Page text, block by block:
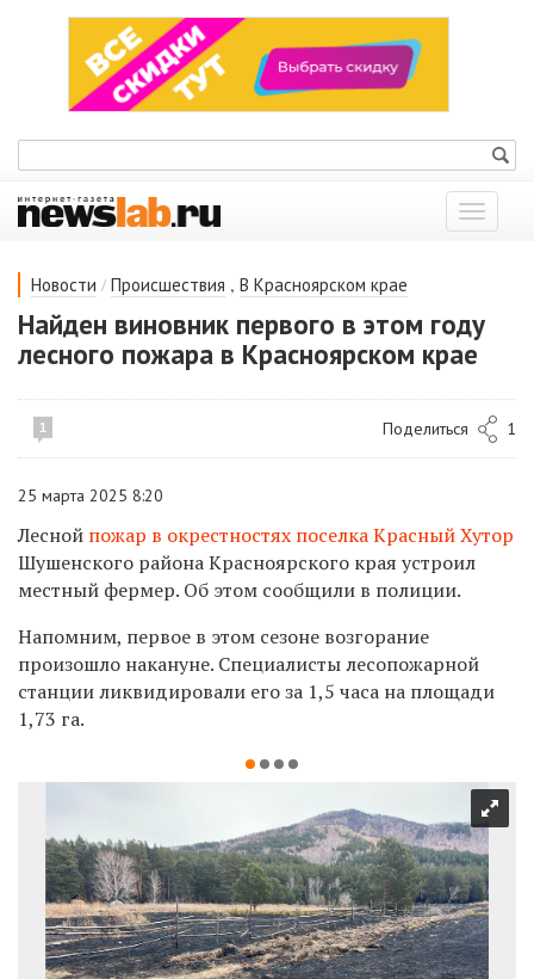
Показать
меню
Новости / Происшествия , В Красноярском крае
Найден виновник первого в этом году
лесного пожара в Красноярском крае
1 Поделиться 1
25 марта 2025 8:20
Лесной пожар в окрестностях поселка Красный Хутор
Шушенского района Красноярского края устроил
местный фермер. Об этом сообщили в полиции.
Напомним, первое в этом сезоне возгорание
произошло накануне. Специалистылесопожарной
станции ликвидировали его за 1,5 часа на площади
1,73 га.